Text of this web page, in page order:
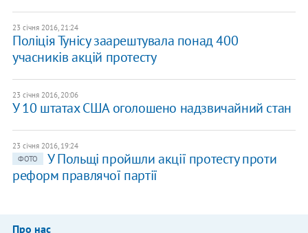
23 січня 2016, 21:24
Поліція Тунісу заарештувала понад 400
учасників акцій протесту
23 січня 2016, 20:06
У 10 штатах США оголошено надзвичайний стан
23 січня 2016, 19:24
ФОТО
У Польщі пройшли акції протесту проти
реформ правлячої партії
Про нас